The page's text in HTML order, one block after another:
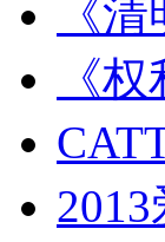
《
《